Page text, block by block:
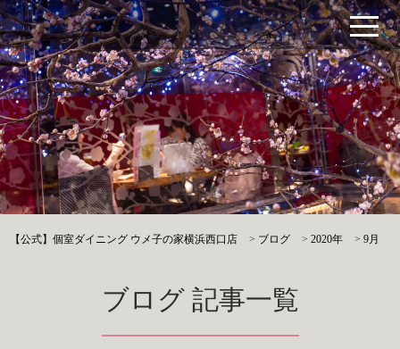
【公式】個室ダイニング ウメ子の家横浜西口店 > ブログ >2020年 >9月
ブログ 記事一覧